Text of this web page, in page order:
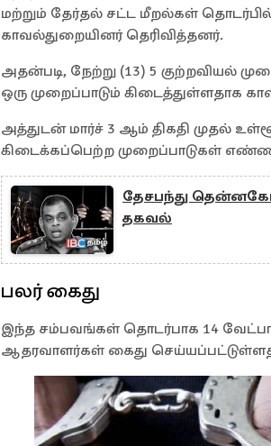
மற்றும் தேர்தல் சட்ட மீறல்கள்
காவல்துறையினர் தெரிவித்தனர்.
அதன்படி, நேற்று (13) 5 குற்றவியல்
ஒரு முறைப்பாடும் கிடைத்துள்ளதாக
அத்துடன் மார்ச் 3 ஆம் திகதி முதல்
கிடைக்கப்பெற்ற முறைப்பாடுகள்
தேசபந்து
தகவல்
பலர் கைது
இந்த சம்பவங்கள் தொடர்பாக 14
ஆதரவாளர்கள் கைது